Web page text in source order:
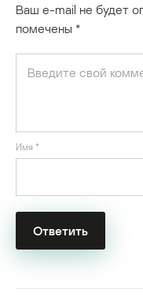
Ваш e-mail не будет
помечены *
Имя *